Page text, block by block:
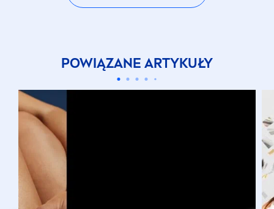
POWIĄZANE ARTYKUŁY